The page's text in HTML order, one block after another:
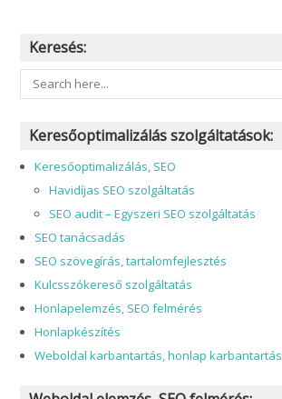
Keresés:
Keresőoptimalizálás szolgáltatások:
Keresőoptimalizálás, SEO
Havidíjas SEO szolgáltatás
SEO audit – Egyszeri SEO szolgáltatás
SEO tanácsadás
SEO szövegírás, tartalomfejlesztés
Kulcsszókereső szolgáltatás
Honlapelemzés, SEO felmérés
Honlapkészítés
Weboldal karbantartás, honlap karbantartás